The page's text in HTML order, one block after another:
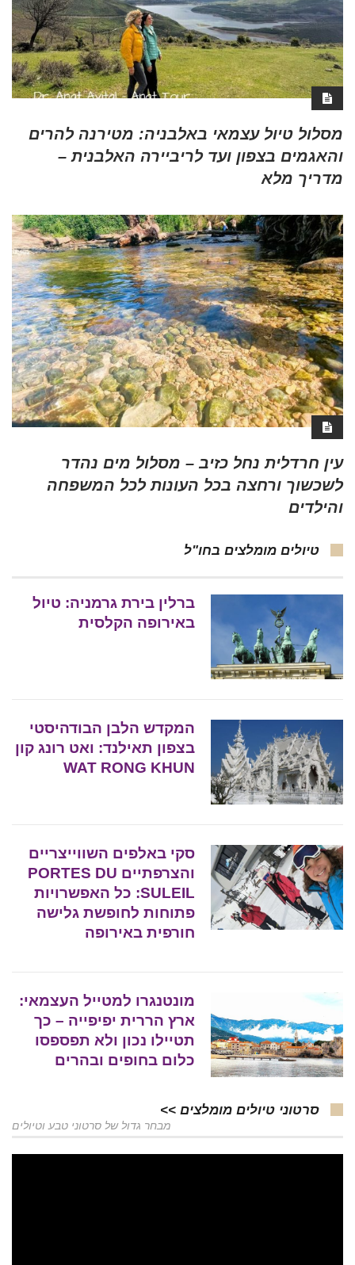
מסלול טיול עצמאי באלבניה: מטירנה להרים
והאגמים בצפון ועד לריביירה האלבנית –
מדריך מלא
עין חרדלית נחל כזיב – מסלול מים נהדר
לשכשוך ורחצה בכל העונות לכל המשפחה
והילדים
טיולים מומלצים בחו"ל
ברלין בירת גרמניה: טיול
באירופה הקלסית
המקדש הלבן הבודהיסטי
בצפון תאילנד: ואט רונג קון
WAT RONG KHUN
סקי באלפים השווייצריים
והצרפתיים PORTES DU
SULEIL: כל האפשרויות
פתוחות לחופשת גלישה
חורפית באירופה
מונטנגרו למטייל העצמאי:
ארץ הררית יפיפייה – כך
תטיילו נכון ולא תפספסו
כלום בחופים ובהרים
סרטוני טיולים מומלצים >>
מבחר גדול של סרטוני טבע וטיולים